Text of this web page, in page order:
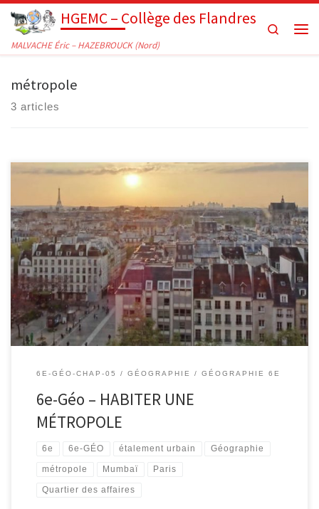
Passer au contenuHGEMC – Collège des Flandres
MALVACHE Éric – HAZEBROUCK (Nord)
Search
métropole
3 articles
6E-GÉO-CHAP-05 GÉOGRAPHIE GÉOGRAPHIE 6E
6e-Géo – HABITER UNE
MÉTROPOLE
6e 6e-GÉO étalement urbain Géographie
métropole Mumbaï Paris
Quartier des affaires